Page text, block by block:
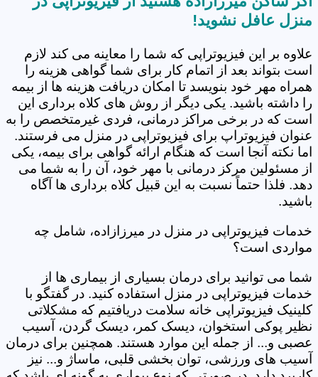
منزل عافل نشوید!
علاوه بر این فیزیوتراپی که شما را معاینه می کند لازم
است بتواند بعد از اتمام کار برای شما گواهی هزینه را
همراه مهر خود بنویسد تا امکان دریافت هزینه ها از بیمه
را داشته باشید. یکی دیگر از روش های کلاه برداری این
است که در برخی مراکز درمانی، فردی غیرمتخصص را به
عنوان فیزیوتراپ برای فیزیوتراپی در منزل می فرستند.
اما نکته آنجا است که هنگام ارائه گواهی برای بیمه، یکی
از مسئولین مرکز درمانی با مهر خود، آن را به شما می
دهد. فلذا حتماً نسبت به این قبیل کلاه برداری ها آگاه
باشید.
خدمات فیزیوتراپی در منزل در میرزازاده، شامل چه
مواردی است؟
شما می توانید برای درمان بسیاری از بیماری ها از
خدمات فیزیوتراپی در منزل استفاده کنید. در گفتگو با
کلینیک فیزیوتراپی خانه سلامت دریافتیم که مشکلاتی
نظیر پوکی استخوان، دیسک کمر، دیسک گردن، آسیب
عصبی و... از جمله این موارد هستند. همچنین برای درمان
آسیب های ورزشی، توان بخشی قلبی، ماساژ و... نیز